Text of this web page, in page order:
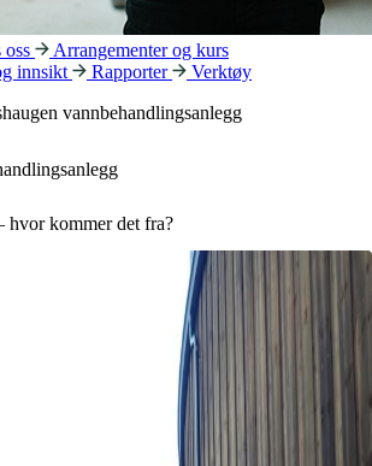
oss
Arrangementer og kurs
innsikt Rapporter
Verktøy
vannbehandlingsanlegg
hvor kommer det fra?